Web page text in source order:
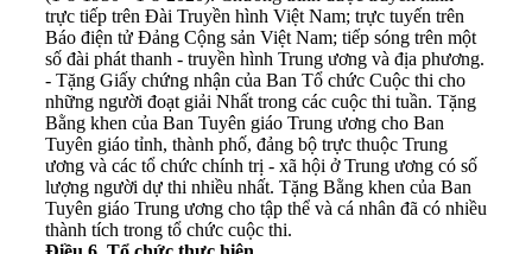
trực tiếp trên Đài Truyền hình Việt Nam; trực tuyến trên
Báo điện tử Đảng Cộng sản Việt Nam; tiếp sóng trên một
số đài phát thanh - truyền hình Trung ương và địa phương.
- Tặng Giấy chứng nhận của Ban Tổ chức Cuộc thi cho
những người đoạt giải Nhất trong các cuộc thi tuần. Tặng
Bằng khen của Ban Tuyên giáo Trung ương cho Ban
Tuyên giáo tỉnh, thành phố, đảng bộ trực thuộc Trung
ương và các tổ chức chính trị - xã hội ở Trung ương có số
lượng người dự thi nhiều nhất. Tặng Bằng khen của Ban
Tuyên giáo Trung ương cho tập thể và cá nhân đã có nhiều
thành tích trong tổ chức cuộc thi.